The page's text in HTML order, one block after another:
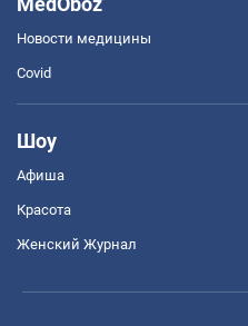
Новости медицины
Covid
Шоу
Афиша
Красота
Женский Журнал